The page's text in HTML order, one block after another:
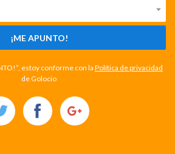
¡ME APUNTO!
estoy conforme con la Política de privacidad
de Golocio